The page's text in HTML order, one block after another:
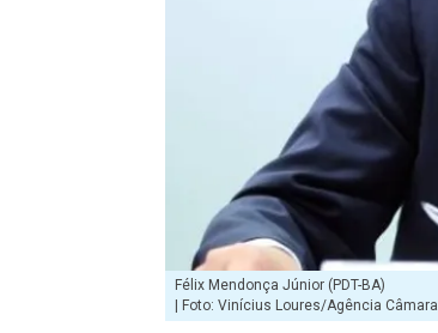
Félix Mendonça Júnior (PDT-BA)
| Foto: Vinícius Loures/Agência Câmara